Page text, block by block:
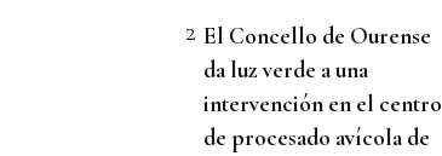
El Concello de Ourense
da luz verde a una
intervención en el centro
de procesado avícola de